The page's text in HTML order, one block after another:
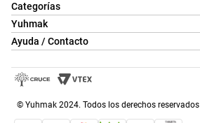
Categorías
Yuhmak
Ayuda / Contacto
© Yuhmak 2024. Todos los derechos reservados